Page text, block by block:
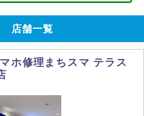
店舗一覧
ホ修理まちスマ テラス